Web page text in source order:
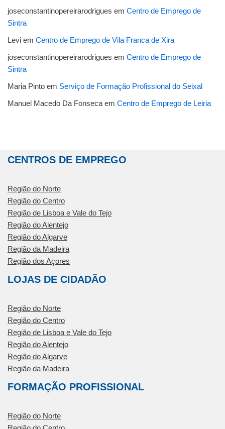
joseconstantinopereirarodrigues em Centro de Emprego de
Sintra
Levi em Centro de Emprego de Vila Franca de Xira
joseconstantinopereirarodrigues em Centro de Emprego de
Sintra
Maria Pinto em Serviço de Formação Profissional do Seixal
Manuel Macedo Da Fonseca em Centro de Emprego de Leiria
CENTROS DE EMPREGO
Região do Norte
Região do Centro
Região de Lisboa e Vale do Tejo
Região do Alentejo
Região do Algarve
Região da Madeira
Região dos Açores
LOJAS DE CIDADÃO
Região do Norte
Região do Centro
Região de Lisboa e Vale do Tejo
Região do Alentejo
Região do Algarve
Região da Madeira
FORMAÇÃO PROFISSIONAL
Região do Norte